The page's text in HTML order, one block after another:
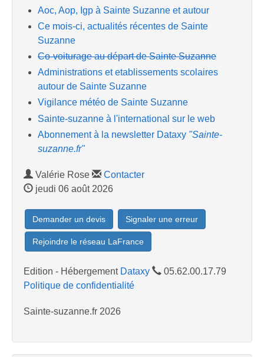
Aoc, Aop, Igp à Sainte Suzanne et autour
Ce mois-ci, actualités récentes de Sainte
Suzanne
Co-voiturage au départ de Sainte Suzanne
Administrations et etablissements scolaires
autour de Sainte Suzanne
Vigilance météo de Sainte Suzanne
Sainte-suzanne à l'international sur le web
Abonnement à la newsletter Dataxy "Sainte-
suzanne.fr"
Valérie Rose
Contacter
jeudi 06 août 2026
Demander un devis Signaler une erreur
Rejoindre le réseau LaFrance
Edition - Hébergement Dataxy
05.62.00.17.79
Politique de confidentialité
Sainte-suzanne.fr 2026